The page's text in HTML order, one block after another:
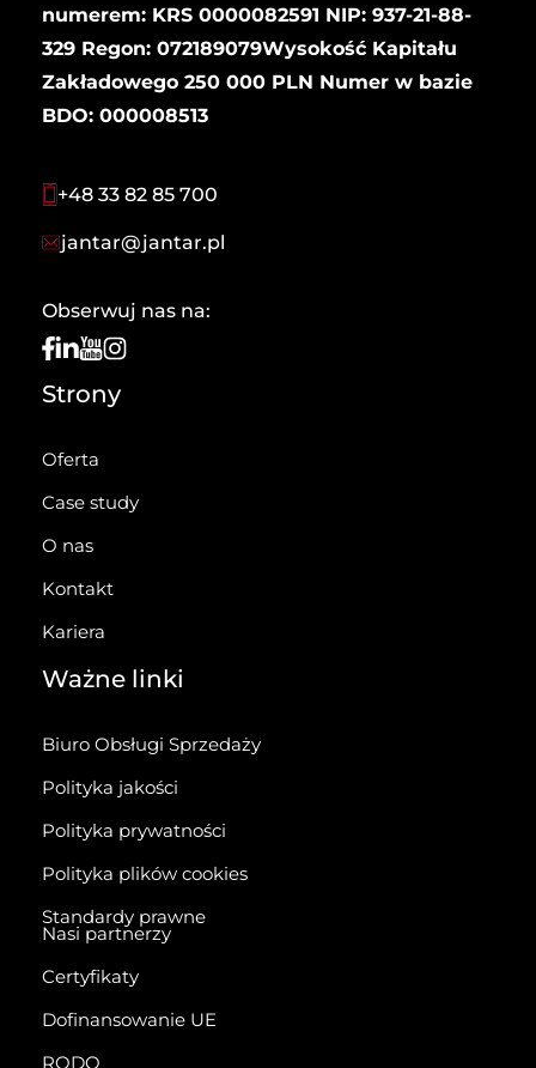
numerem: KRS 0000082591 NIP: 937-21-88-
329 Regon: 072189079Wysokość Kapitału
Zakładowego 250 000 PLN Numer w bazie
BDO: 000008513
+48 33 82 85 700
jantar@jantar.pl
Obserwuj nas na:
Strony
Oferta
Case study
O nas
Kontakt
Kariera
Ważne linki
Biuro Obsługi Sprzedaży
Polityka jakości
Polityka prywatności
Polityka plików cookies
Standardy prawne
Nasi partnerzy
Certyfikaty
Dofinansowanie UE
RODO